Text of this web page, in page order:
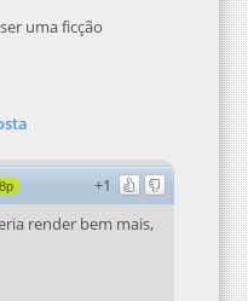
uma ficção
+1
render bem mais,